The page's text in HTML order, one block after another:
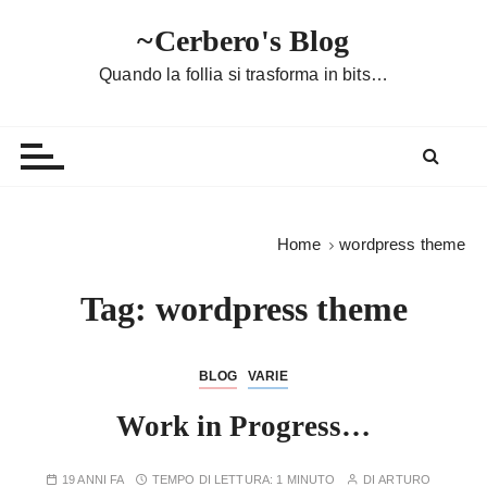
~Cerbero's Blog
Quando la follia si trasforma in bits…
Home wordpress theme
Tag: wordpress theme
BLOG VARIE
Work in Progress…
19 ANNI FA TEMPO DI LETTURA: 1 MINUTO DIARTURO